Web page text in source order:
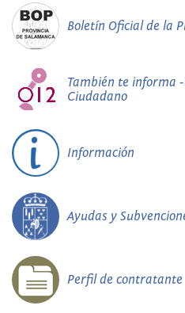
Boletín Oficial de la
También te informa -
Ciudadano
Información
Ayudas y
Perfil de contratante